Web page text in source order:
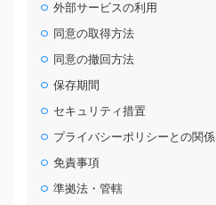
外部サービスの利用
同意の取得方法
同意の撤回方法
保存期間
セキュリティ措置
プライバシーポリシーとの関係
免責事項
準拠法・管轄